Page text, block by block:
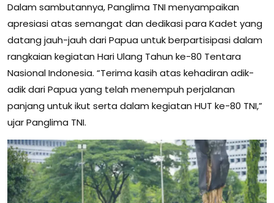
Dalam sambutannya, Panglima TNI menyampaikan
apresiasi atas semangat dan dedikasi para Kadet yang
datang jauh-jauh dari Papua untuk berpartisipasi dalam
rangkaian kegiatan Hari Ulang Tahun ke-80 Tentara
Nasional Indonesia. “Terima kasih atas kehadiran adik-
adik dari Papua yang telah menempuh perjalanan
panjang untuk ikut serta dalam kegiatan HUT ke-80 TNI,”
ujar Panglima TNI.